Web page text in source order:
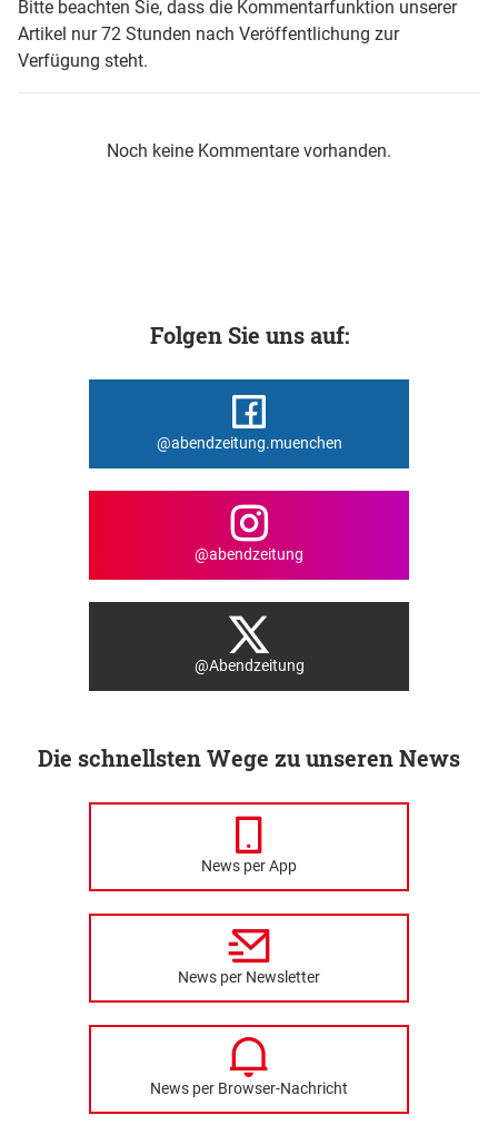
Bitte beachten Sie, dass die Kommentarfunktion unserer
Artikel nur 72 Stunden nach Veröffentlichung zur
Verfügung steht.
Noch keine Kommentare vorhanden.
Folgen Sie uns auf:
@abendzeitung.muenchen
@abendzeitung
@Abendzeitung
Die schnellsten Wege zu unseren News
News per App
News per Newsletter
News per Browser-Nachricht